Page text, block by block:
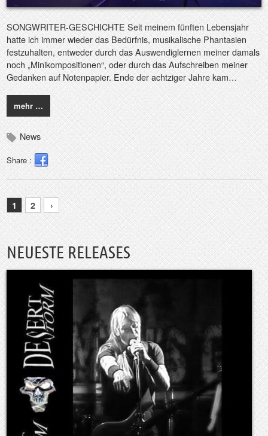
SONGWRITER-GESCHICHTE Seit meinem fünften Lebensjahr
hatte ich immer wieder das Bedürfnis, musikalische Phantasien
festzuhalten, entweder durch das Auswendiglernen meiner damals
noch „Minikompositionen“, oder durch das Aufschreiben meiner
Gedanken auf Notenpapier. Ende der achtziger Jahre kam…
mehr …
News
Share :
1 2 ›
NEUESTE RELEASES